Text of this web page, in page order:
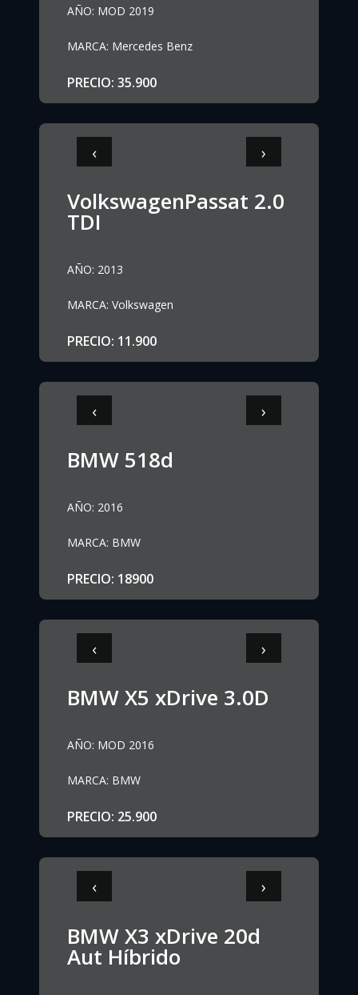
AÑO: MOD 2019
MARCA: Mercedes Benz
PRECIO:35.900
‹ ›
VolkswagenPassat 2.0
TDI
AÑO: 2013
MARCA:Volkswagen
PRECIO: 11.900
‹ ›
BMW 518d
AÑO: 2016
MARCA: BMW
PRECIO: 18900
‹ ›
BMW X5 xDrive 3.0D
AÑO: MOD 2016
MARCA: BMW
PRECIO: 25.900
‹ ›
BMW X3 xDrive 20d
Aut Híbrido